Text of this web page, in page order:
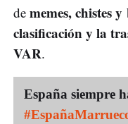
de memes, chistes
clasificación y la
VAR.
España siempre